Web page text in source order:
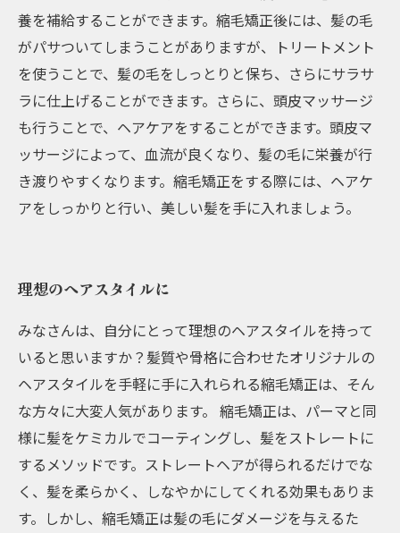
養を補給することができます。縮毛矯正後には、髪の毛
がパサついてしまうことがありますが、トリートメント
を使うことで、髪の毛をしっとりと保ち、さらにサラサ
ラに仕上げることができます。さらに、頭皮マッサージ
も行うことで、ヘアケアをすることができます。頭皮マ
ッサージによって、血流が良くなり、髪の毛に栄養が行
き渡りやすくなります。縮毛矯正をする際には、ヘアケ
アをしっかりと行い、美しい髪を手に入れましょう。
理想のヘアスタイルに
みなさんは、自分にとって理想のヘアスタイルを持って
いると思いますか？髪質や骨格に合わせたオリジナルの
ヘアスタイルを手軽に手に入れられる縮毛矯正は、そん
な方々に大変人気があります。 縮毛矯正は、パーマと同
様に髪をケミカルでコーティングし、髪をストレートに
するメソッドです。ストレートヘアが得られるだけでな
く、髪を柔らかく、しなやかにしてくれる効果もありま
す。しかし、縮毛矯正は髪の毛にダメージを与えるた